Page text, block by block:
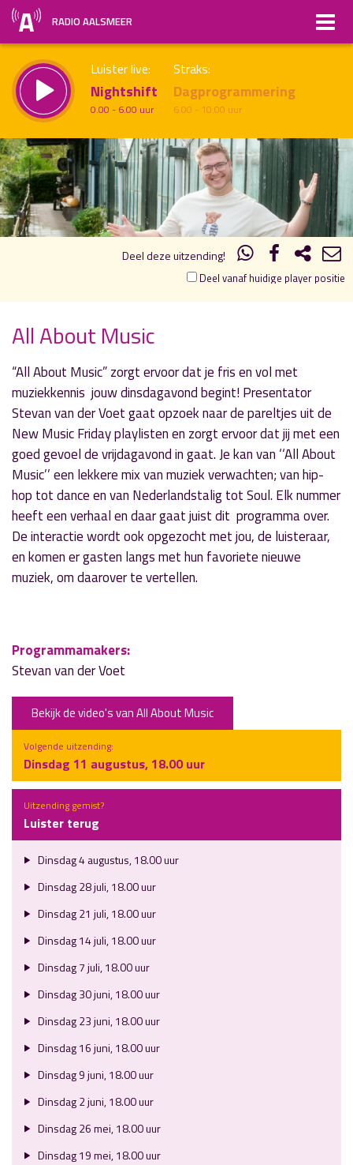
RADIO AALSMEER
Luister live:
Nightshift
0.00 - 6.00 uur
Straks:
Dagprogrammering
6.00 - 10.00 uur
18.00 19.00
Vorig uur uur 1 van 2 Volgend uur
Inklappen
Deel deze uitzending!
Deel vanaf huidige player positie
All About Music
“All About Music” zorgt ervoor dat je fris en vol met
muziekkennis jouw dinsdagavond begint! Presentator
Stevan van der Voet gaat opzoek naar de pareltjes uit de
New Music Friday playlisten en zorgt ervoor dat jij met een
goed gevoel de vrijdagavond in gaat. Je kan van ‘‘All About
Music’’ een lekkere mix van muziek verwachten; van hip-
hop tot dance en van Nederlandstalig tot Soul. Elk nummer
heeft een verhaal en daar gaat juist dit programma over.
De interactie wordt ook opgezocht met jou, de luisteraar,
en komen er gasten langs met hun favoriete nieuwe
muziek, om daarover te vertellen.
Programmamakers:
Stevan van der Voet
Bekijk de video's van All About Music
Volgende uitzending:
Dinsdag 11 augustus, 18.00 uur
Uitzending gemist?
Luister terug
Dinsdag 4 augustus, 18.00 uur
Dinsdag 28 juli, 18.00 uur
Dinsdag 21 juli, 18.00 uur
Dinsdag 14 juli, 18.00 uur
Dinsdag 7 juli, 18.00 uur
Dinsdag 30 juni, 18.00 uur
Dinsdag 23 juni, 18.00 uur
Dinsdag 16 juni, 18.00 uur
Dinsdag 9 juni, 18.00 uur
Dinsdag 2 juni, 18.00 uur
Dinsdag 26 mei, 18.00 uur
Dinsdag 19 mei, 18.00 uur